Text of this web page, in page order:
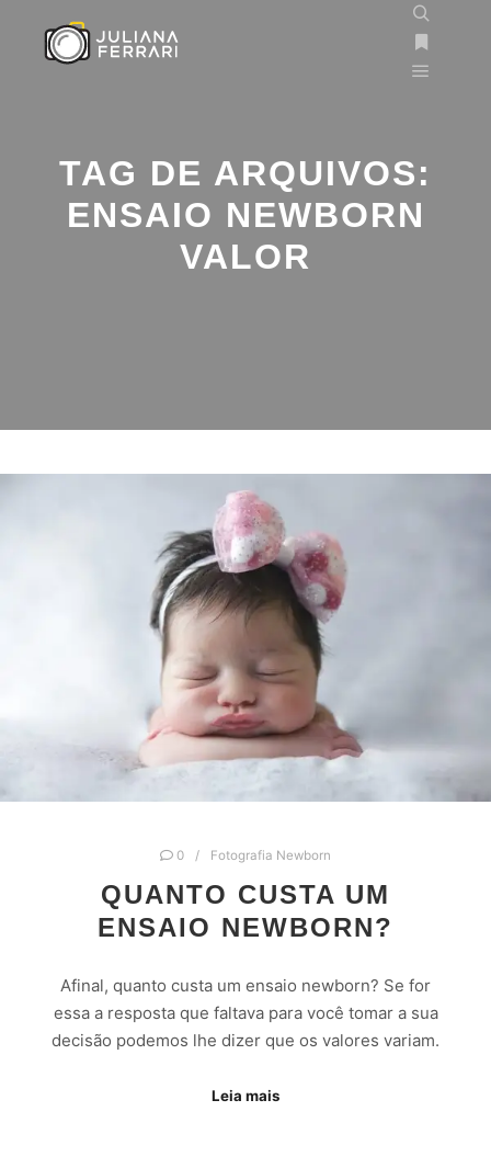
TAG DE ARQUIVOS:
ENSAIO NEWBORN
VALOR
0 Fotografia Newborn
QUANTO CUSTA UM
ENSAIO NEWBORN?
Afinal, quanto custa um ensaio newborn? Se for
essa a resposta que faltava para você tomar a sua
decisão podemos lhe dizer que os valores variam.
Leia mais